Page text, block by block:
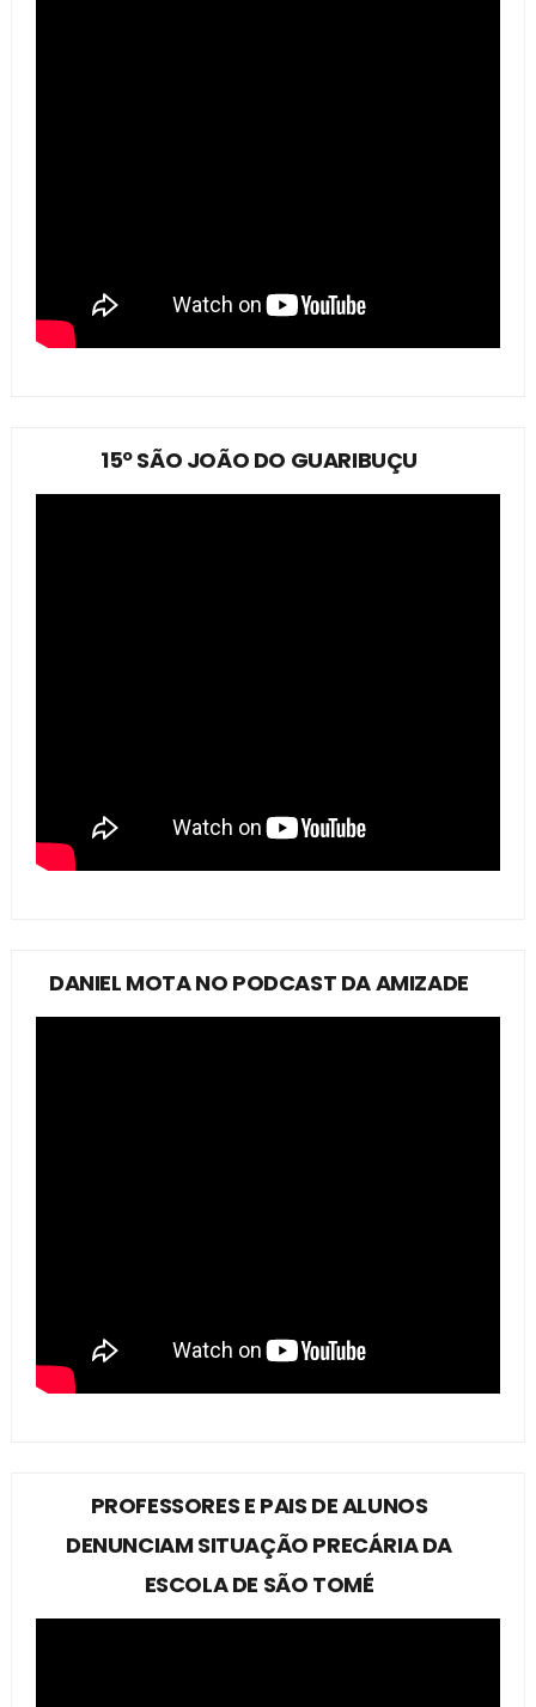
15º SÃO JOÃO DO GUARIBUÇU
DANIEL MOTA NO PODCAST DA AMIZADE
PROFESSORES E PAIS DE ALUNOS
DENUNCIAM SITUAÇÃO PRECÁRIA DA
ESCOLA DE SÃO TOMÉ